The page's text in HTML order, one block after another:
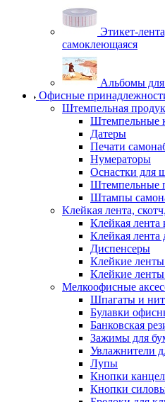
Этикет-
самоклеющаяся
Альбомы
Офисные
Штемпельная
Штемпельные
Датеры
Печати
Нумераторы
Оснастки для
Штемпельные
Штампы
Клейкая лента,
Клейкая лента
Клейкая лента
Диспенсеры
Клейкие
Клейкие
Мелкоофисные
Шпагаты и
Булавки
Банковская
Зажимы для
Увлажнители
Лупы
Кнопки
Кнопки